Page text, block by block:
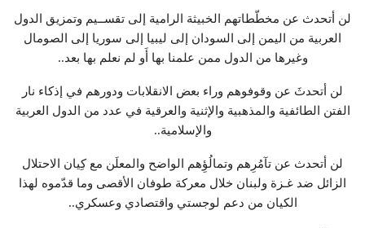
لن أتحدث عن مخطّطاتهم الخبيثة الرامية إلى تقســيم وتمزيق الدول
العربية من اليمن إلى السودان إلى ليبيا إلى سوريا إلى الصومال
وغيرها من الدول ممن علمنا بها أَو لم نعلم بها بعد..
لن أتحدثَ عن وقوفوهم وراء بعض الانقلابات ودورهم في إذكاء نار
الفتن الطائفية والمذهبية والإثنية والعرقية في عدد من الدول العربية
والإسلامية..
لن أتحدث عن تآمُرِهم وتمالُؤِهم الواضح والمعلَن مع كِيان الاحتلال
الزائل ضد غـزة ولبنان خلال معركة طوفان الأقصى وما قدّموه لهذا
الكيان من دعم لوجستي واقتصادي وعسكري..